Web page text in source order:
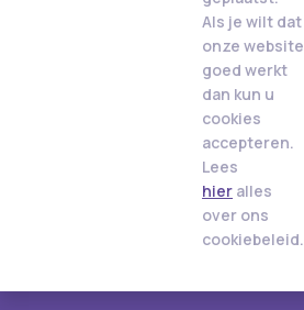
Als je wilt dat
onze website
goed werkt
dan kun u
cookies
accepteren.
Lees
hier alles
over ons
cookiebeleid.